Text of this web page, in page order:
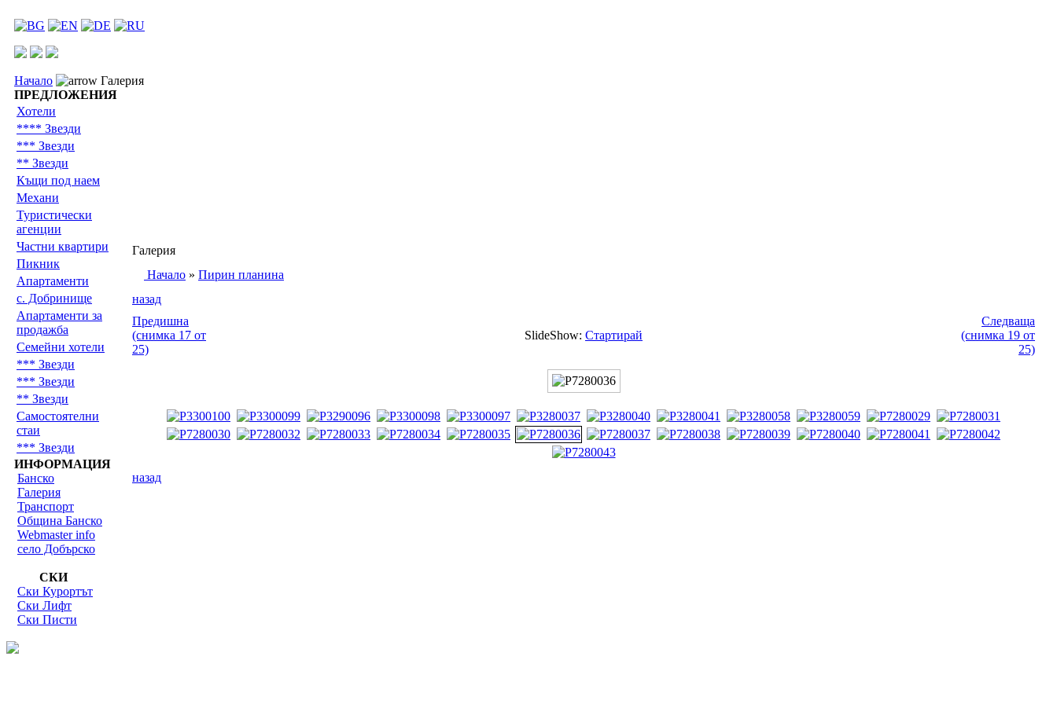
Начало
Галерия
ПРЕДЛОЖЕНИЯ
Хотели
**** Звезди
*** Звезди
** Звезди
Къщи под наем
Механи
Туристически
агенции
Частни квартири
Пикник
Апартаменти
с. Добринище
Апартаменти за
продажба
Семейни хотели
*** Звезди
*** Звезди
** Звезди
Самостоятелни
стаи
*** Звезди
ИНФОРМАЦИЯ
Банско
Галерия
Транспорт
Община Банско
Webmaster info
село Добърско
СКИ
Ски Курортът
Ски Лифт
Ски Писти
Галерия
Начало » Пирин планина
назад
Предишна
(снимка 17 от
25)
SlideShow: Стартирай
Следваща
(снимка 19 от
25)
назад